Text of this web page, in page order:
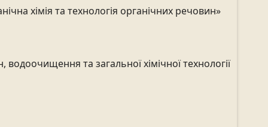
хімія та технологія органічних речовин»
та загальної хімічної технології